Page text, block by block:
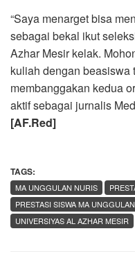
“Saya menarget bisa
sebagai bekal ikut
Azhar Mesir kelak.
kuliah dengan beasiswa
membanggakan kedua
aktif sebagai jurnalis
[AF.Red]
TAGS:
MA UNGGULAN NURIS
PRESTASI SISWA MA
UNIVERSIYAS AL AZHAR MESIR